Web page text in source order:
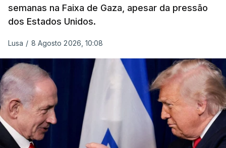
semanas na Faixa de Gaza, apesar da pressão
dos Estados Unidos.
Lusa / 8 Agosto 2026, 10:08